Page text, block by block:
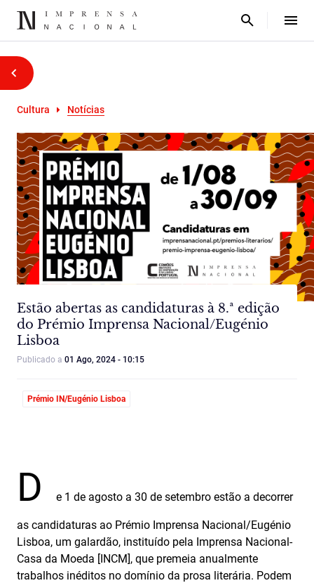
Cultura Notícias
Estão abertas as candidaturas à 8.ª edição
do Prémio Imprensa Nacional/Eugénio
Lisboa
Publicado a 01 Ago, 2024 - 10:15
Prémio IN/Eugénio Lisboa
D e 1 de agosto a 30 de setembro estão a decorrer
as candidaturas ao Prémio Imprensa Nacional/Eugénio
Lisboa, um galardão, instituído pela Imprensa Nacional-
Casa da Moeda [INCM], que premeia anualmente
trabalhos inéditos no domínio da prosa literária. Podem